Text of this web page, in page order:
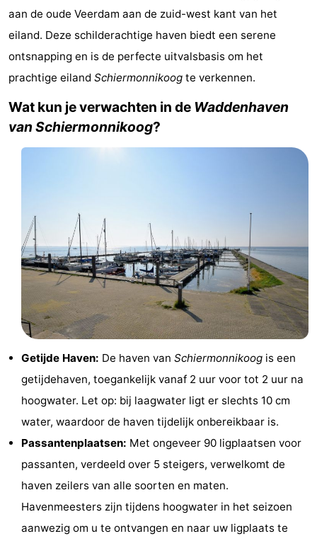
Noderstraun
-
Resort
Schierduin
Vitamaris
Campings
Hotels
Resort
Schierduin
Vitamaris
Last
Zien
&
doen
Bezienswaardigheden
Musea
Vuurtorens
Attracties
aan de oude Veerdam aan de zuid-west kant van het
eiland. Deze schilderachtige haven biedt een serene
ontsnapping en is de perfecte uitvalsbasis om het
prachtige eiland Schiermonnikoog te verkennen.
Wat kun je verwachten in de Waddenhaven
van Schiermonnikoog?
Getijde Haven: De haven van Schiermonnikoog is een
getijdehaven, toegankelijk vanaf 2 uur voor tot 2 uur na
hoogwater. Let op: bij laagwater ligt er slechts 10 cm
water, waardoor de haven tijdelijk onbereikbaar is.
Passantenplaatsen: Met ongeveer 90 ligplaatsen voor
passanten, verdeeld over 5 steigers, verwelkomt de
haven zeilers van alle soorten en maten.
Havenmeesters zijn tijdens hoogwater in het seizoen
aanwezig om u te ontvangen en naar uw ligplaats te